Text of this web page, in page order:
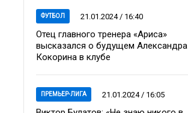
ФУТБОЛ 21.01.2024 / 16:40
Отец главного тренера «Ариса»
высказался о будущем Александра
Кокорина в клубе
ПРЕМЬЕР-ЛИГА 21.01.2024 / 16:05